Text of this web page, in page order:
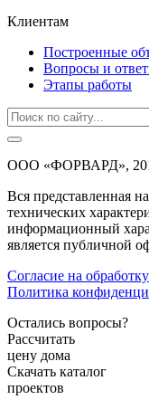
Клиентам
Построенные
Вопросы и
Этапы работы
ООО «ФОРВАРД»,
Вся представленная
технических
информационный
является публичной
Согласие на
Политика
Остались вопросы?
Рассчитать
цену дома
Скачать каталог
проектов